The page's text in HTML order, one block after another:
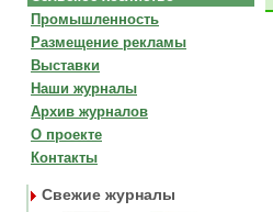
Промышленность
Размещение рекламы
Выставки
Наши журналы
Архив журналов
О проекте
Контакты
Свежие журналы